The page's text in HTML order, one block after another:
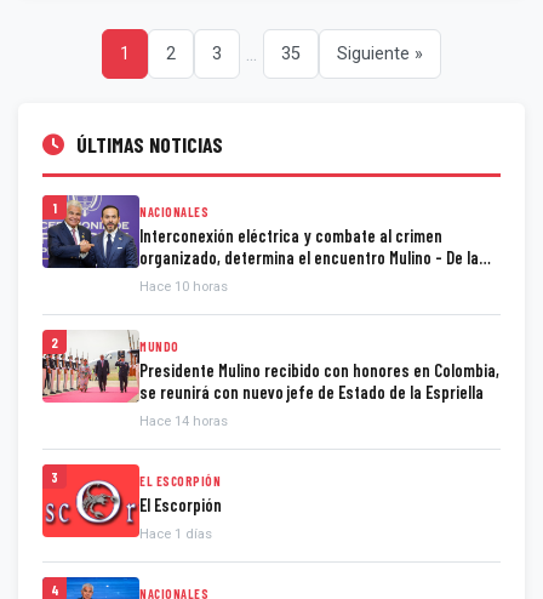
1 2 3 ... 35 Siguiente »
ÚLTIMAS NOTICIAS
1 NACIONALES
Interconexión eléctrica y combate al crimen
organizado, determina el encuentro Mulino - De la
Espriella
Hace 10 horas
2 MUNDO
Presidente Mulino recibido con honores en Colombia,
se reunirá con nuevo jefe de Estado de la Espriella
Hace 14 horas
3 EL ESCORPIÓN
El Escorpión
Hace 1 días
4 NACIONALES